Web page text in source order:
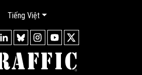
Tiếng Việt
CỦA CHÚNG